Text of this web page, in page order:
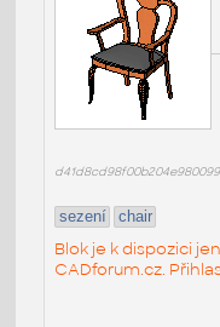
sezení chair
Blok je k dispozici
CADforum.cz.